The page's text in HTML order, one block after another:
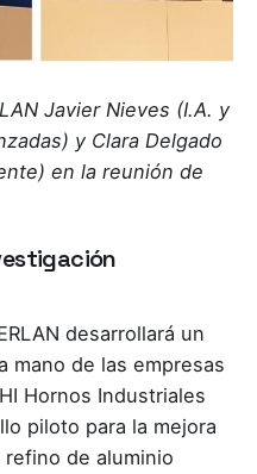
Javier Nieves (I.A. y
y Clara Delgado
en la reunión de
desarrollará un
mano de las empresas
Hornos Industriales
piloto para la mejora
de aluminio